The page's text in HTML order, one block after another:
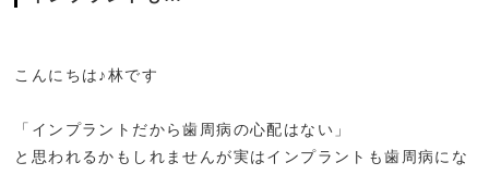
こんにちは♪林です
「インプラントだから歯周病の心配はない」
と思われるかもしれませんが実はインプラントも歯周病にな